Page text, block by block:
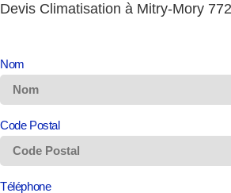
Devis Climatisation à Mitry-Mory
Nom
Code Postal
Téléphone